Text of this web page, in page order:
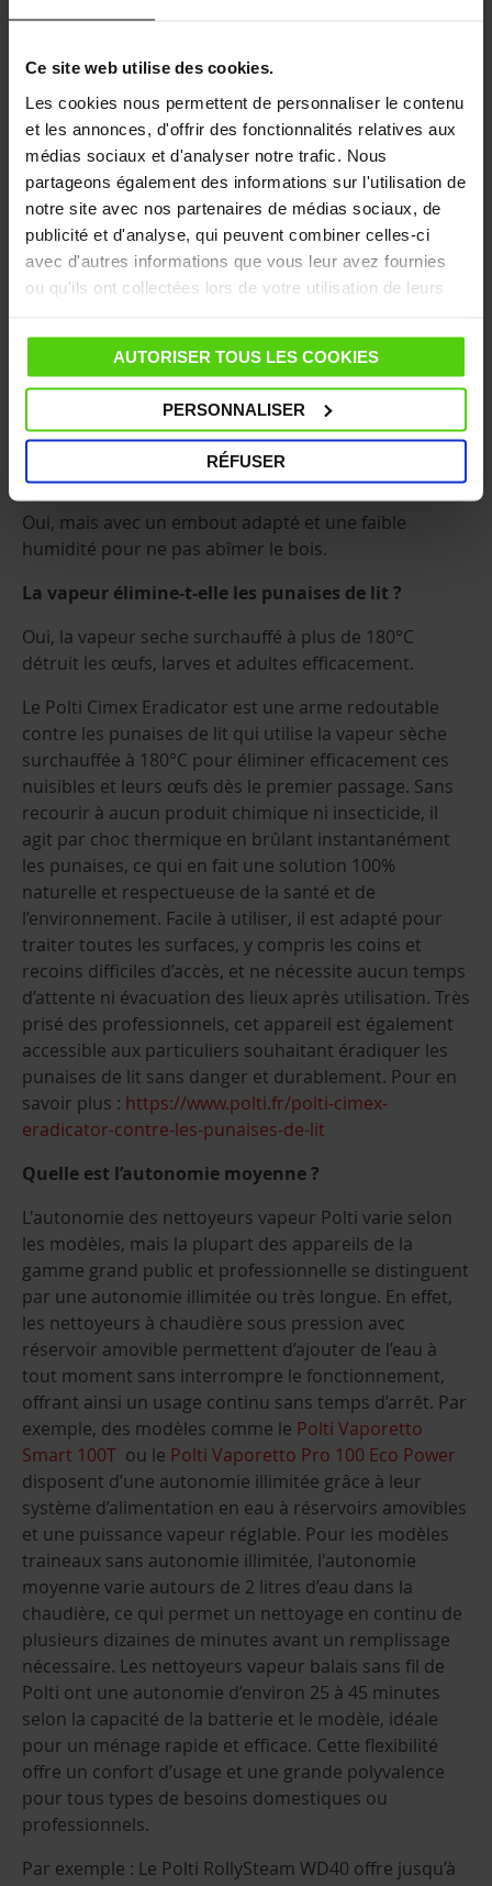
Ce site web utilise des cookies.
Les cookies nous permettent de personnaliser le contenu
et les annonces, d'offrir des fonctionnalités relatives aux
médias sociaux et d'analyser notre trafic. Nous
partageons également des informations sur l'utilisation de
notre site avec nos partenaires de médias sociaux, de
publicité et d'analyse, qui peuvent combiner celles-ci
avec d'autres informations que vous leur avez fournies
ou qu'ils ont collectées lors de votre utilisation de leurs
AUTORISER TOUS LES COOKIES
PERSONNALISER
RÉFUSER
Le nettoyeur vapeur aspirateur est-il adapté à tous
les types de surfaces ?
Il est idéal pour sols, carreaux, moquettes, tissus
d’ameublement, et surfaces non sensibles à la
chaleur. Il est déconseillé sur des matériaux fragiles,
bois ciré, ou surfaces peintes sans tester au
préalable.
Quels sont les avantages du nettoyage vapeur ?
Il désinfecte en profondeur sans produits toxiques,
élimine 99,99 % des bactéries et allergènes, et
convient à toutes les surfaces.
Peut-on utiliser la vapeur sur du parquet ?
Oui, mais avec un embout adapté et une faible
humidité pour ne pas abîmer le bois.
La vapeur élimine-t-elle les punaises de lit ?
Oui, la vapeur seche surchauffé à plus de 180°C
détruit les œufs, larves et adultes efficacement.
Le Polti Cimex Eradicator est une arme redoutable
contre les punaises de lit qui utilise la vapeur sèche
surchauffée à 180°C pour éliminer efficacement ces
nuisibles et leurs œufs dès le premier passage. Sans
recourir à aucun produit chimique ni insecticide, il
agit par choc thermique en brûlant instantanément
les punaises, ce qui en fait une solution 100%
naturelle et respectueuse de la santé et de
l’environnement. Facile à utiliser, il est adapté pour
traiter toutes les surfaces, y compris les coins et
recoins difficiles d’accès, et ne nécessite aucun temps
d’attente ni évacuation des lieux après utilisation. Très
prisé des professionnels, cet appareil est également
accessible aux particuliers souhaitant éradiquer les
punaises de lit sans danger et durablement. Pour en
savoir plus : https://www.polti.fr/polti-cimex-
eradicator-contre-les-punaises-de-lit
Quelle est l’autonomie moyenne ?
L'autonomie des nettoyeurs vapeur Polti varie selon
les modèles, mais la plupart des appareils de la
gamme grand public et professionnelle se distinguent
par une autonomie illimitée ou très longue. En effet,
les nettoyeurs à chaudière sous pression avec
réservoir amovible permettent d’ajouter de l’eau à
tout moment sans interrompre le fonctionnement,
offrant ainsi un usage continu sans temps d’arrêt. Par
exemple, des modèles comme le Polti Vaporetto
Smart 100T ou le Polti Vaporetto Pro 100 Eco Power
disposent d’une autonomie illimitée grâce à leur
système d’alimentation en eau à réservoirs amovibles
et une puissance vapeur réglable. Pour les modèles
traineaux sans autonomie illimitée, l'autonomie
moyenne varie autours de 2 litres d’eau dans la
chaudière, ce qui permet un nettoyage en continu de
plusieurs dizaines de minutes avant un remplissage
nécessaire. Les nettoyeurs vapeur balais sans fil de
Polti ont une autonomie d’environ 25 à 45 minutes
selon la capacité de la batterie et le modèle, idéale
pour un ménage rapide et efficace. Cette flexibilité
offre un confort d’usage et une grande polyvalence
pour tous types de besoins domestiques ou
professionnels.
Par exemple : Le Polti RollySteam WD40 offre jusqu’à